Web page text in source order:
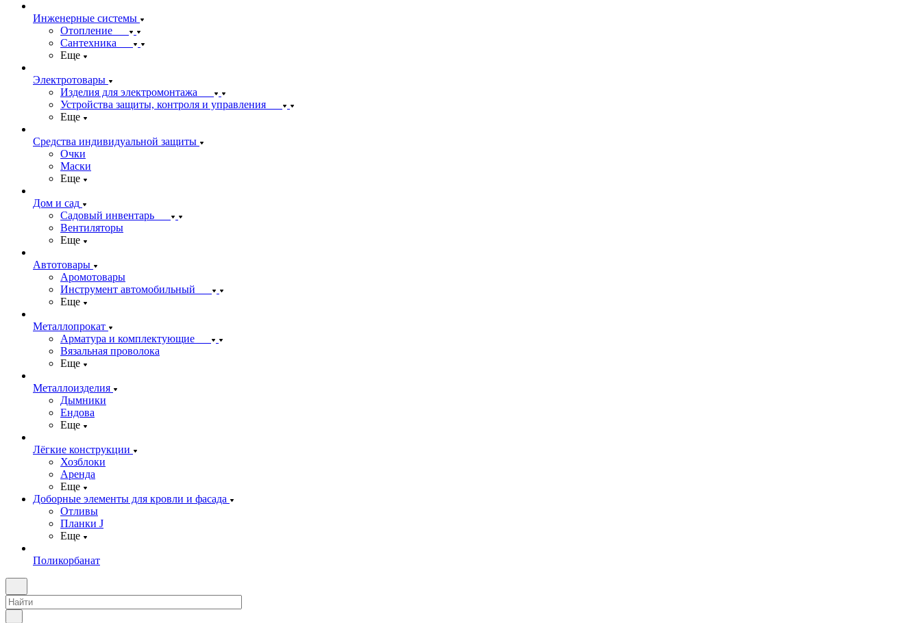
Инженерные системы
Отопление
Сантехника
Еще
Электротовары
Изделия для электромонтажа
Устройства защиты, контроля и управления
Еще
Средства индивидуальной защиты
Очки
Маски
Еще
Дом и сад
Садовый инвентарь
Вентиляторы
Еще
Автотовары
Аромотовары
Инструмент автомобильный
Еще
Металлопрокат
Арматура и комплектующие
Вязальная проволока
Еще
Металлоизделия
Дымники
Ендова
Еще
Лёгкие конструкции
Хозблоки
Аренда
Еще
Доборные элементы для кровли и фасада
Отливы
Планки J
Еще
Поликорбанат